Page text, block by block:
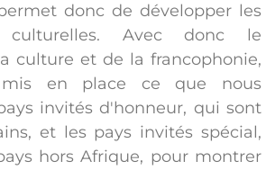
donc de développer les
culturelles. Avec donc le
culture et de la francophonie,
mis en place ce que nous
invités d'honneur, qui sont
et les pays invités spécial,
hors Afrique, pour montrer